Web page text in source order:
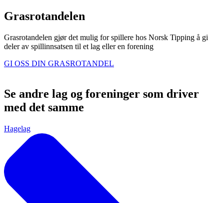
Grasrotandelen
Grasrotandelen gjør det mulig for spillere hos Norsk Tipping å gi
deler av spillinnsatsen til et lag eller en forening
GI OSS DIN GRASROTANDEL
Se andre lag og foreninger som driver
med det samme
Hagelag